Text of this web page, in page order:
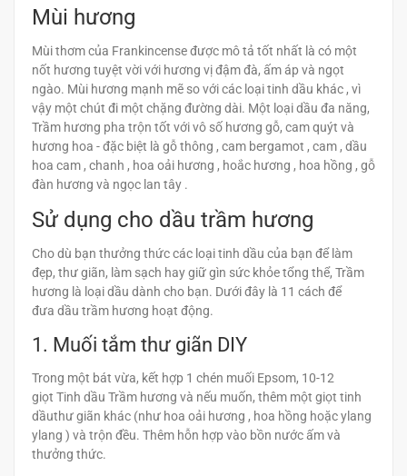
Mùi hương
Mùi thơm của Frankincense được mô tả tốt nhất là có một
nốt hương tuyệt vời với hương vị đậm đà, ấm áp và ngọt
ngào. Mùi hương mạnh mẽ so với các loại tinh dầu khác , vì
vậy một chút đi một chặng đường dài. Một loại dầu đa năng,
Trầm hương pha trộn tốt với vô số hương gỗ, cam quýt và
hương hoa - đặc biệt là gỗ thông , cam bergamot , cam , dầu
hoa cam , chanh , hoa oải hương , hoắc hương , hoa hồng , gỗ
đàn hương và ngọc lan tây .
Sử dụng cho dầu trầm hương
Cho dù bạn thưởng thức các loại tinh dầu của bạn để làm
đẹp, thư giãn, làm sạch hay giữ gìn sức khỏe tổng thể, Trầm
hương là loại dầu dành cho bạn. Dưới đây là 11 cách để
đưa dầu trầm hương hoạt động.
1. Muối tắm thư giãn DIY
Trong một bát vừa, kết hợp 1 chén muối Epsom, 10-12
giọt Tinh dầu Trầm hương và nếu muốn, thêm một giọt tinh
dầuthư giãn khác (như hoa oải hương , hoa hồng hoặc ylang
ylang ) và trộn đều. Thêm hỗn hợp vào bồn nước ấm và
thưởng thức.